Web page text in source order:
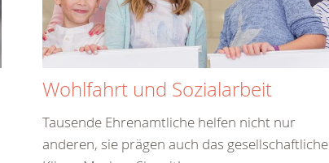
Wohlfahrt und Sozialarbeit
Tausende Ehrenamtliche helfen nicht nur
anderen, sie prägen auch das gesellschaftliche